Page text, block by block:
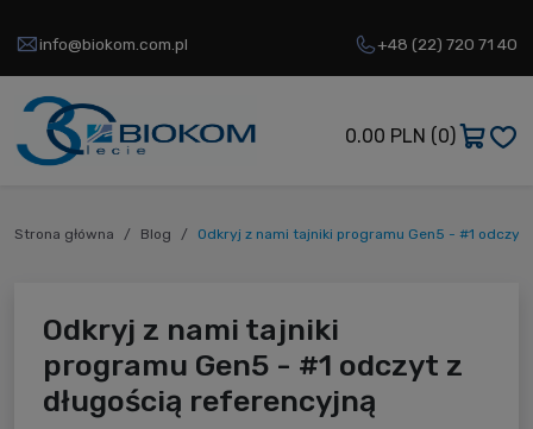
info@biokom.com.pl +48 (22) 720 71 40
0.00 PLN (0)
Strona główna Blog Odkryj z nami tajniki programu Gen5 - #1 odczyt
Odkryj z nami tajniki
programu Gen5 - #1 odczyt z
długością referencyjną